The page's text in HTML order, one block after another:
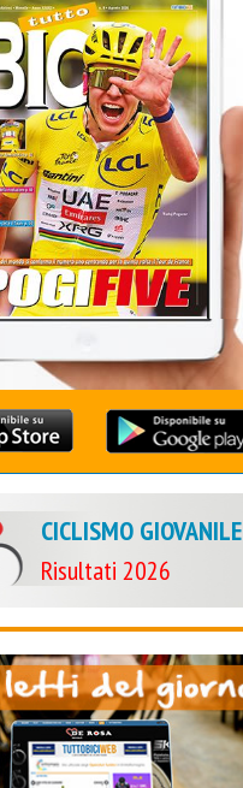
CICLISMO GIOVANILE
Risultati 2026